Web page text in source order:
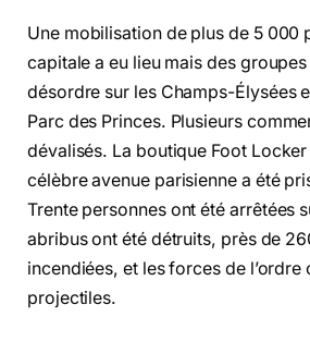
Une mobilisation de plus de 5 000
capitale a eu lieu mais des
désordre sur les Champs-Élysées
Parc des Princes. Plusieurs
dévalisés. La boutique Foot Locker
célèbre avenue parisienne a été
Trente personnes ont été arrêtées
abribus ont été détruits, près de
incendiées, et les forces de l’ordre
projectiles.